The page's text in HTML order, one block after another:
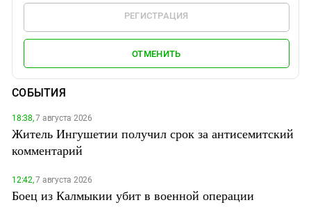
РЕГИСТРАЦИЯ
ОТМЕНИТЬ
СОБЫТИЯ
18:38,7 августа 2026
Житель Ингушетии получил срок за антисемитский
комментарий
12:42,7 августа 2026
Боец из Калмыкии убит в военной операции